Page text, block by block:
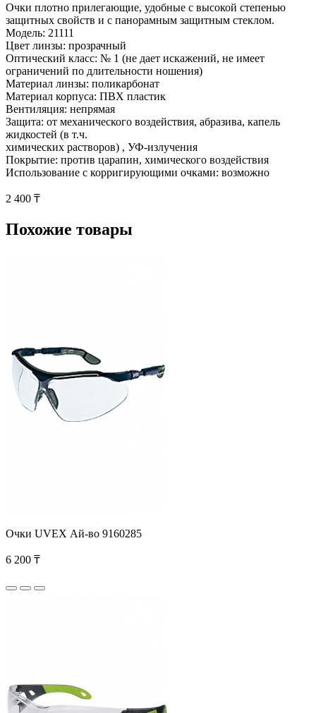
Очки плотно прилегающие, удобные с высокой степенью
защитных свойств и с панорамным защитным стеклом.
Модель: 21111
Цвет линзы: прозрачный
Оптический класс: № 1 (не дает искажений, не имеет
ограничений по длительности ношения)
Материал линзы: поликарбонат
Материал корпуса: ПВХ пластик
Вентиляция: непрямая
Защита: от механического воздействия, абразива, капель
жидкостей (в т.ч.
химических растворов) , УФ-излучения
Покрытие: против царапин, химического воздействия
Использование с корригирующими очками: возможно
2 400 ₸
Похожие товары
Очки UVEX Ай-во 9160285
6 200 ₸